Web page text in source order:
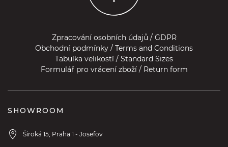
Zpracování osobních údajů / GDPR
Obchodní podmínky / Terms and Conditions
Tabulka velikostí / Standard Sizes
Formulář pro vrácení zboží / Return form
SHOWROOM
Široká 15, Praha 1 - Josefov